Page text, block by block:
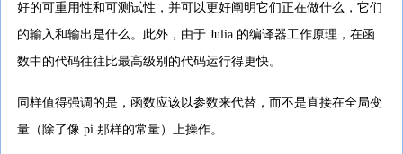
好的可重用性和可测试性，并可以更好阐明它们正在做什么，它们
的输入和输出是什么。此外，由于 Julia 的编译器工作原理，在函
数中的代码往往比最高级别的代码运行得更快。
同样值得强调的是，函数应该以参数来代替，而不是直接在全局变
量（除了像 pi 那样的常量）上操作。